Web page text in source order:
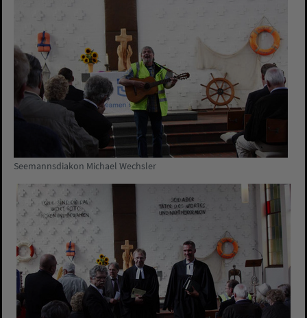
Seemannsdiakon Michael Wechsler